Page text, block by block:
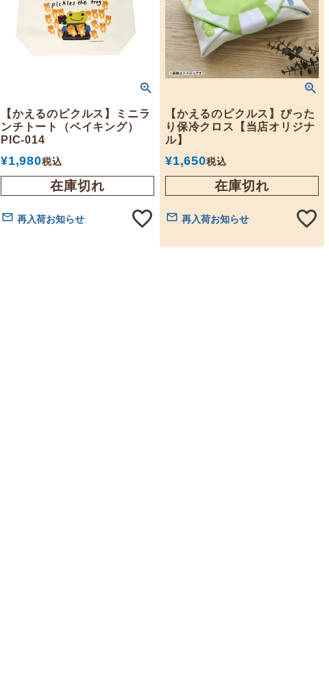
【かえるのピクルス】ミニラ
ンチトート（ベイキング）
PIC-014
¥1,980税込
在庫切れ
再入荷お知らせ
【かえるのピクルス】ぴった
り保冷クロス【当店オリジナ
ル】
¥1,650税込
在庫切れ
再入荷お知らせ